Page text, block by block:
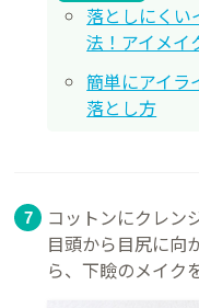
落としにくい
法！アイメイ
簡単にアイラ
落とし方
コットンにクレン
目頭から目尻に向
ら、下瞼のメイク